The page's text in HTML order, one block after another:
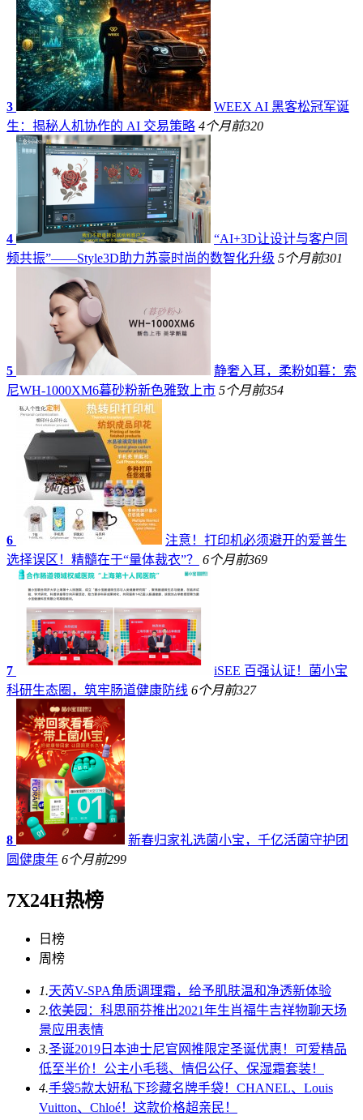
3
WEEX AI 黑客松冠军诞
生：揭秘人机协作的 AI 交易策略 4个月前320
4
“AI+3D让设计与客户同
频共振”——Style3D助力苏豪时尚的数智化升级 5个月前301
5
静奢入耳，柔粉如暮：索
尼WH-1000XM6暮砂粉新色雅致上市 5个月前354
6
注意！打印机必须避开的爱普生
选择误区！精髓在于“量体裁衣”？
6个月前369
7
iSEE 百强认证！菌小宝
科研生态圈，筑牢肠道健康防线 6个月前327
8
新春归家礼选菌小宝，千亿活菌守护团
圆健康年 6个月前299
7X24H热榜
日榜
周榜
1.天芮V-SPA角质调理霜，给予肌肤温和净透新体验
2.依美园：科思丽芬推出2021年生肖福牛吉祥物聊天场
景应用表情
3.圣诞2019日本迪士尼官网推限定圣诞优惠！可爱精品
低至半价！公主小毛毯、情侣公仔、保湿霜套装！
4.手袋5款太妍私下珍藏名牌手袋！CHANEL、Louis
Vuitton、Chloé！这款价格超亲民！